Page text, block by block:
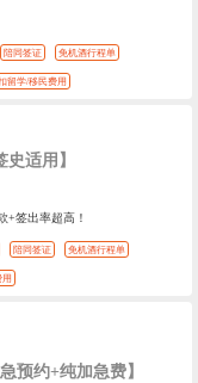
陪同签证 免机酒行程单
留学/移民费用
适用】
+签出率超高！
陪同签证 免机酒行程单
用
预约+纯加急费】